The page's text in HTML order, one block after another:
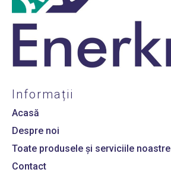
Informații
Acasă
Despre noi
Toate produsele și serviciile noastre
Contact